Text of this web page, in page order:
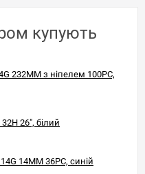
купують
232MM з ніпелем 100PC,
26", білий
14MM 36PC, синій